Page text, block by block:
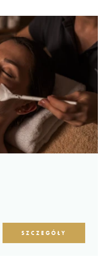
SZCZEGÓŁY